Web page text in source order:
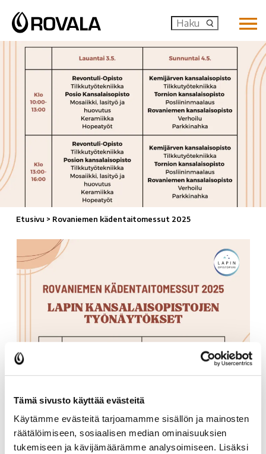
Tämä sivusto käyttää evästeitä
Käytämme evästeitä tarjoamamme sisällön ja mainosten
räätälöimiseen, sosiaalisen median ominaisuuksien
tukemiseen ja kävijämäärämme analysoimiseen. Lisäksi
Etusivu > Rovaniemen kädentaitomessut 2025